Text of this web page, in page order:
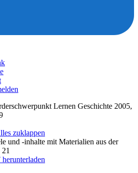
Lernen Geschichte 2005,
zuklappen
und -inhalte mit Materialien aus der